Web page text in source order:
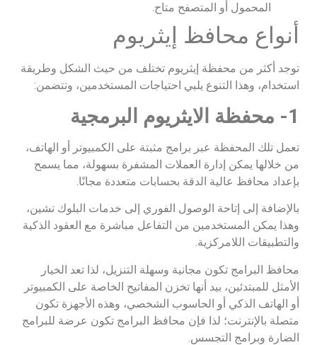
المحمول أو المتصفح متاح.
أنواع محافظ إيثريوم
توجد أكثر من محفظة إيثريوم تختلف من حيث الشكل وطريقة
استخدام، وهذا التنوع يلبي احتياجات المستخدمين، وتتضمن:
1- محفظة الايثريوم البرمجية
تعمل تلك المحفظة عبر برامج مثبتة على الكمبيوتر أو الهاتف،
من خلالها يمكن إدارة العملات المشفرة بسهولة، مما يسمح
بإعداد محافظ عالية الدقة بحسابات متعددة مجانًا.
بالإضافة إلى إتاحة الوصول الفوري إلى خدمات البلوك تشين،
وهذا يمكن المستخدمين من التفاعل مباشرة مع العقود الذكية
والتطبيقات اللامركزية.
محافظ البرامج تكون مجانية وسهلة التنزيل، لذا تعد الخيار
الأمثل للمبتدئين، بيد أنها تخزن المفاتيح الخاصة على الكمبيوتر
أو الهاتف الذكي أو الحاسوب الشخصي، وهذه الأجهزة تكون
متصلة بالإنترنت؛ لذا فإن محافظ البرامج تكون عرضة للبرامج
الضارة وبرامج التجسس.